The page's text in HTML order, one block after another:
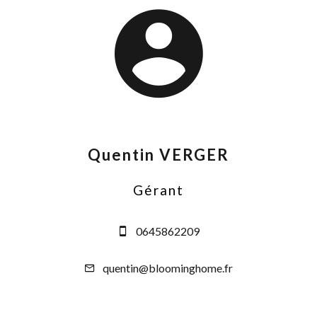
Quentin VERGER
Gérant
0645862209
quentin@bloominghome.fr